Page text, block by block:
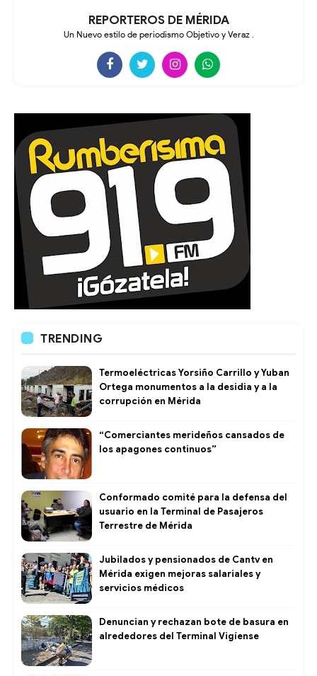
REPORTEROS DE MÉRIDA
Un Nuevo estilo de periodismo Objetivo y Veraz .
TRENDING
Termoeléctricas Yorsiño Carrillo y Yuban
Ortega monumentos a la desidia y a la
corrupción en Mérida
“Comerciantes merideños cansados de
los apagones continuos”
Conformado comité para la defensa del
usuario en la Terminal de Pasajeros
Terrestre de Mérida
Jubilados y pensionados de Cantv en
Mérida exigen mejoras salariales y
servicios médicos
Denuncian y rechazan bote de basura en
alrededores del Terminal Vigíense